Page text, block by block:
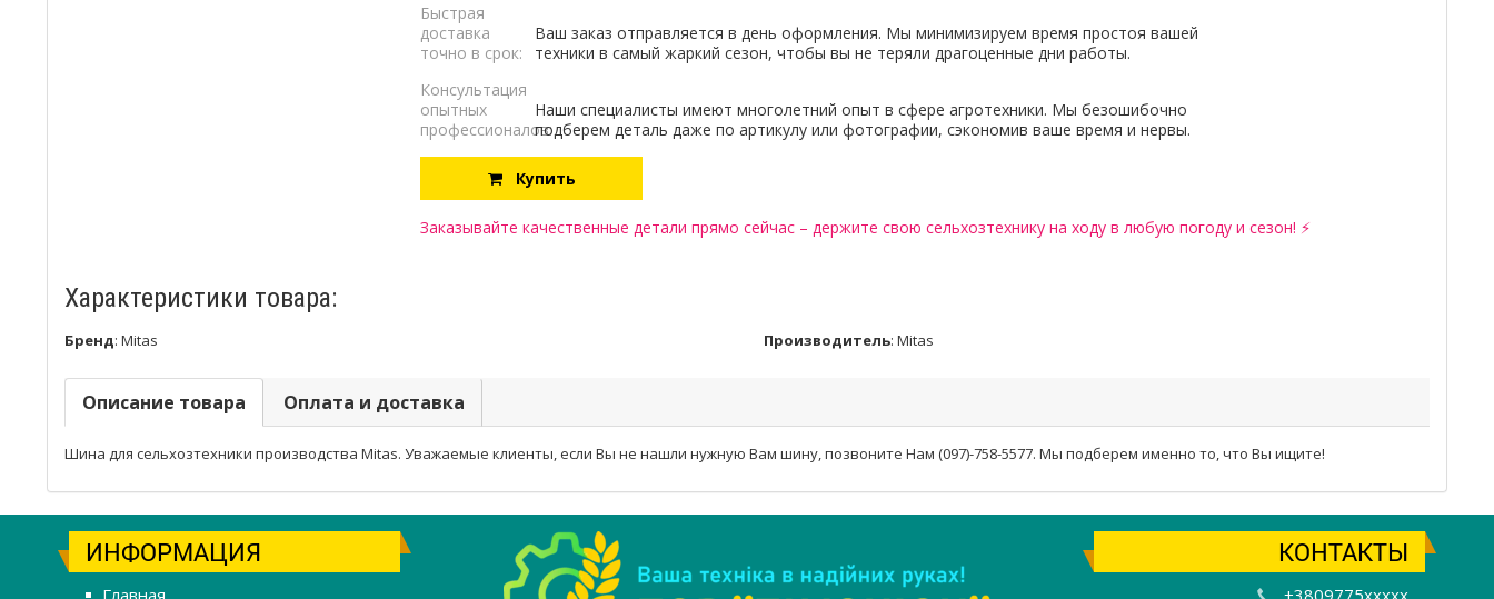
Быстрая
доставка
точно в срок:
Ваш заказ отправляется в день оформления. Мы минимизируем время простоя вашей
техники в самый жаркий сезон, чтобы вы не теряли драгоценные дни работы.
Консультация
опытных
профессионалов:
Наши специалисты имеют многолетний опыт в сфере агротехники. Мы безошибочно
подберем деталь даже по артикулу или фотографии, сэкономив ваше время и нервы.
Купить
Заказывайте качественные детали прямо сейчас – держите свою сельхозтехнику на ходу в любую погоду и сезон! ⚡
Характеристики товара:
Бренд: Mitas Производитель: Mitas
Описание товара Оплата и доставка
Шина для сельхозтехники производства Mitas. Уважаемые клиенты, если Вы не нашли нужную Вам шину, позвоните Нам (097)-758-5577. Мы подберем именно то, что Вы ищите!
ИНФОРМАЦИЯ
Главная
КОНТАКТЫ
+3809775xxxxx